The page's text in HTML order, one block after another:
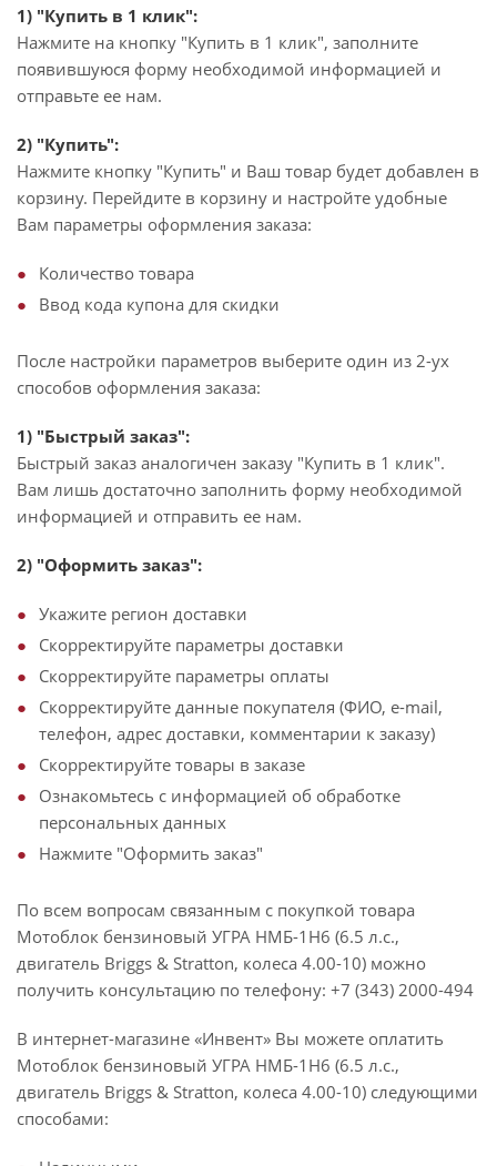
1) "Купить в 1 клик":
Нажмите на кнопку "Купить в 1 клик", заполните
появившуюся форму необходимой информацией и
отправьте ее нам.
2) "Купить":
Нажмите кнопку "Купить" и Ваш товар будет добавлен в
корзину. Перейдите в корзину и настройте удобные
Вам параметры оформления заказа:
Количество товара
Ввод кода купона для скидки
После настройки параметров выберите один из 2-ух
способов оформления заказа:
1) "Быстрый заказ":
Быстрый заказ аналогичен заказу "Купить в 1 клик".
Вам лишь достаточно заполнить форму необходимой
информацией и отправить ее нам.
2) "Оформить заказ":
Укажите регион доставки
Скорректируйте параметры доставки
Скорректируйте параметры оплаты
Скорректируйте данные покупателя (ФИО, e-mail,
телефон, адрес доставки, комментарии к заказу)
Скорректируйте товары в заказе
Ознакомьтесь с информацией об обработке
персональных данных
Нажмите "Оформить заказ"
По всем вопросам связанным с покупкой товара
Мотоблок бензиновый УГРА НМБ-1Н6 (6.5 л.с.,
двигатель Briggs & Stratton, колеса 4.00-10) можно
получить консультацию по телефону: +7 (343) 2000-494
В интернет-магазине «Инвент» Вы можете оплатить
Мотоблок бензиновый УГРА НМБ-1Н6 (6.5 л.с.,
двигатель Briggs & Stratton, колеса 4.00-10) следующими
способами: